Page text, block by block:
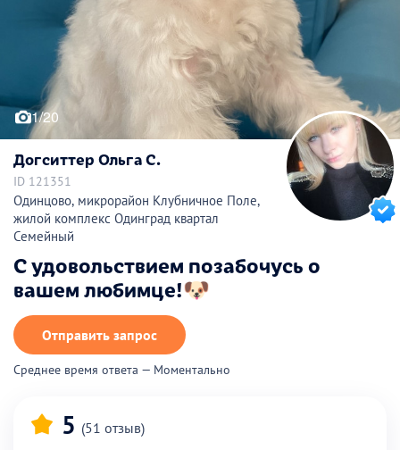
1/20
Догситтер Ольга С.
ID 121351
Одинцово, микрорайон Клубничное Поле,
жилой комплекс Одинград квартал
Семейный
С удовольствием позабочусь о
вашем любимце!🐶
Отправить запрос
Среднее время ответа — Моментально
5 (51 отзыв)